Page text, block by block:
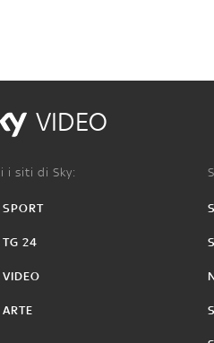
VIDEO
i siti di Sky:
TG 24